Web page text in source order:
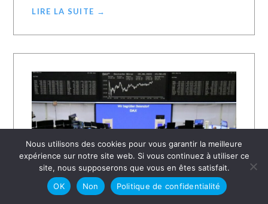
LIRE LA SUITE →
Nous utilisons des cookies pour vous garantir la meilleure
expérience sur notre site web. Si vous continuez à utiliser ce
site, nous supposerons que vous en êtes satisfait.
OK
Non Politique de confidentialité